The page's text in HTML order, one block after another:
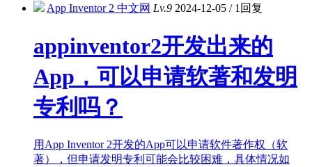
App Inventor 2 中文网 Lv.9 2024-12-05 /1回复
appinventor2开发出来的
App，可以申请软著和发明
专利吗？
用App Inventor 2开发的App可以申请软件著作权（软
著），但申请发明专利可能会比较困难，具体情况如